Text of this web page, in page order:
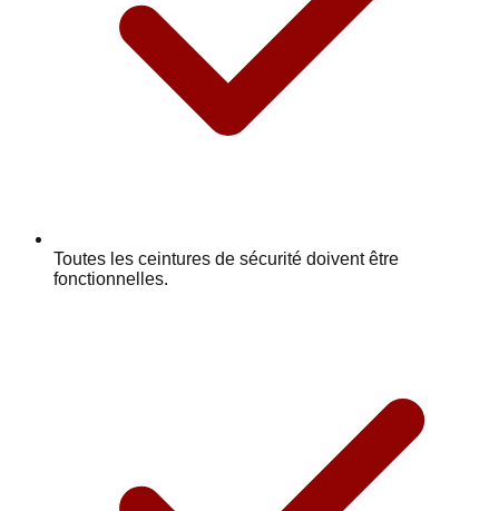
Toutes les ceintures de sécurité doivent être
fonctionnelles.